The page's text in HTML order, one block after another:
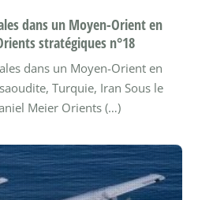
dans un Moyen-Orient en
stratégiques n°18
dans un Moyen-Orient en
Turquie, Iran Sous le
Meier Orients (…)